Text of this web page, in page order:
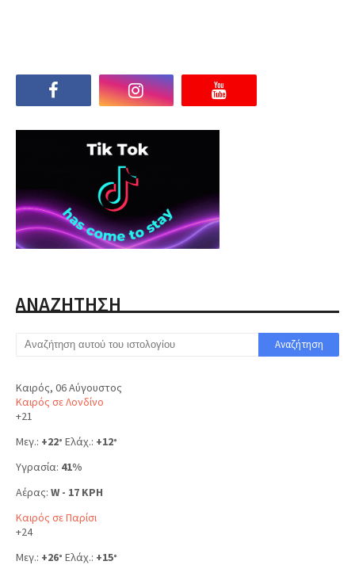
ΑΝΑΖΗΤΗΣΗ
Καιρός, 06 Αύγουστος
Καιρός σε Λονδίνο
+21
Μεγ.: +22° Ελάχ.: +12°
Υγρασία: 41%
Αέρας: W - 17 KPH
Καιρός σε Παρίσι
+24
Μεγ.: +26° Ελάχ.: +15°